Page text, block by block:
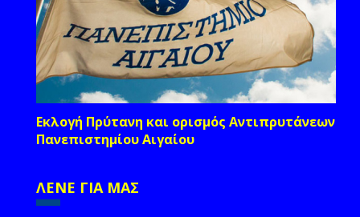
Εκλογή Πρύτανη και ορισμός Αντιπρυτάνεων
Πανεπιστημίου Αιγαίου
ΛΕΝΕ ΓΙΑ ΜΑΣ